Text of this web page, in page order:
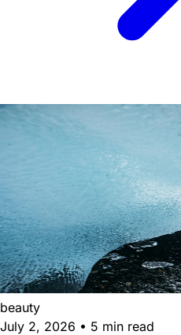
beauty
July 2, 2026 • 5 min read